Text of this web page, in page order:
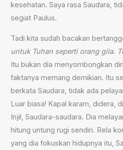
kesehatan. Saya rasa Saudara,
segiat Paulus.
Tadi kita sudah bacakan
untuk Tuhan seperti orang gila.
Itu bukan dia menyombongkan
faktanya memang demikian. Itu
berkata Saudara, tidak ada
Luar biasa! Kapal karam, didera,
Injil, Saudara-saudara. Dia
hitung untung rugi sendiri. Rela
yang dia fokuskan hidupnya itu,